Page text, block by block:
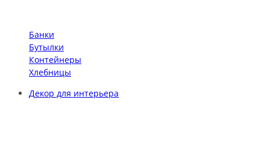
Банки
Бутылки
Контейнеры
Хлебницы
Декор для интерьера